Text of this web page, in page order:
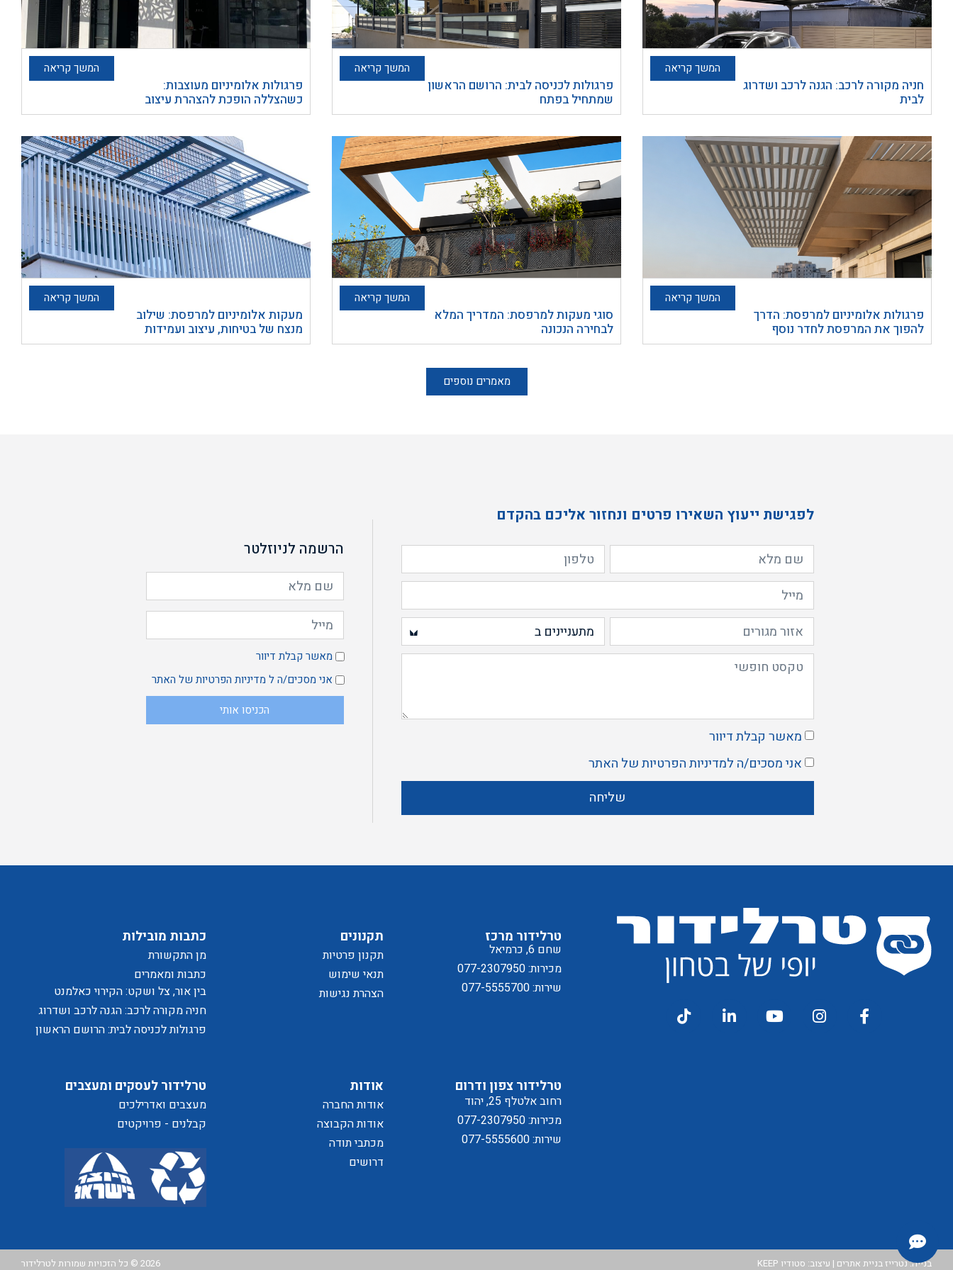
חניה מקורה לרכב: הגנה לרכב ושדרוג
לבית
המשך קריאה
פרגולות לכניסה לבית: הרושם הראשון
שמתחיל בפתח
המשך קריאה
פרגולות אלומיניום מעוצבות:
כשהצללה הופכת להצהרת עיצוב
המשך קריאה
פרגולות אלומיניום למרפסת: הדרך
להפוך את המרפסת לחדר נוסף
המשך קריאה
סוגי מעקות למרפסת: המדריך המלא
לבחירה הנכונה
המשך קריאה
מעקות אלומיניום למרפסת: שילוב
מנצח של בטיחות, עיצוב ועמידות
המשך קריאה
מאמרים נוספים
לפגישת ייעוץ השאירו פרטים ונחזור אליכם בהקדם
מאשר קבלת דיוור
אני מסכים/ה למדיניות הפרטיותשל האתר
שליחה
הרשמה לניוזלטר
מאשר
דיוור
מאשר קבלת דיוור
אני
ל
של
אני מסכים/ה ל מדיניות הפרטיות של האתר
הכניסו אותי
טרלידור מרכז
שחם 6, כרמיאל
מכירות: 077-2307950
שירות: 077-5555700
תקנונים
תקנון פרטיות
תנאי שימוש
הצהרת נגישות
כתבות מובילות
מן התקשורת
כתבות ומאמרים
בין אור, צל ושקט: הקירוי כאלמנט
מעצב בחוויית המרחב
חניה מקורה לרכב: הגנה לרכב ושדרוג
לבית
פרגולות לכניסה לבית: הרושם הראשון
טרלידור צפון ודרום
רחוב אלטלף 25, יהוד
מכירות: 077-2307950
שירות: 077-5555600
אודות
אודות החברה
אודות הקבוצה
מכתבי תודה
דרושים
טרלידור לעסקים ומעצבים
מעצבים ואדרילכים
קבלנים - פרויקטים
בנייה:נטרייז בניית אתרים | עיצוב: סטודיו KEEP 2026 © כל הזכויות שמורות לטרלידור